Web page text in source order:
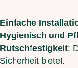
Einfache
Hygienisch und
Rutschfestigkeit:
Sicherheit bietet.